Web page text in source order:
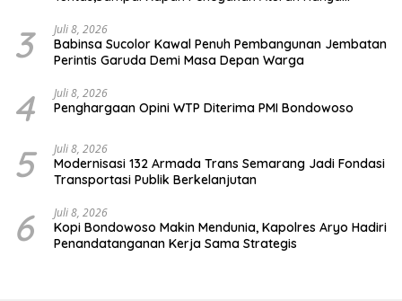
3 Juli 8, 2026
Babinsa Sucolor Kawal Penuh Pembangunan Jembatan
Perintis Garuda Demi Masa Depan Warga
4 Juli 8, 2026
Penghargaan Opini WTP Diterima PMI Bondowoso
5 Juli 8, 2026
Modernisasi 132 Armada Trans Semarang Jadi Fondasi
Transportasi Publik Berkelanjutan
6 Juli 8, 2026
Kopi Bondowoso Makin Mendunia, Kapolres Aryo Hadiri
Penandatanganan Kerja Sama Strategis